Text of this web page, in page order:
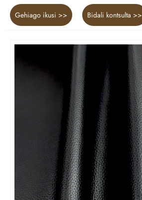
Gehiago ikusi >> Bidali kontsulta >>